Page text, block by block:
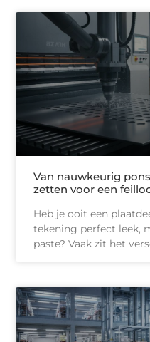
Van nauwkeurig
zetten voor een
Heb je ooit een
tekening perfect leek,
paste? Vaak zit het